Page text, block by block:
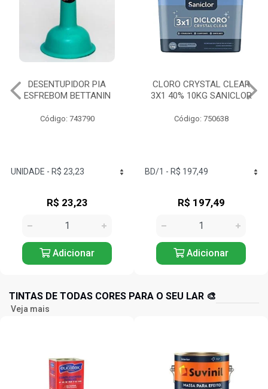
CLORO CRYSTAL CLEAR
3X1 40% 10KG SANICLOR
Código: 750638
R$ 197,49
Adicionar
SODA CÁUSTICA 300G
SATURNO
Código: 749815
R$ 14,60
Adicionar
TINTAS DE TODAS CORES PARA O SEU LAR 🎨
Veja mais